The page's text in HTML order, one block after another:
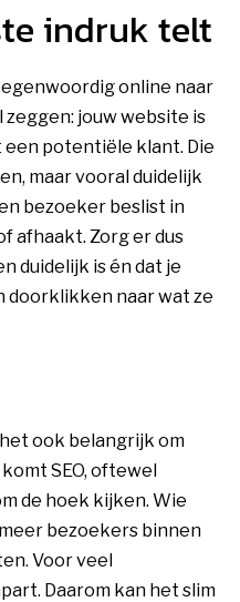
indruk telt
online naar
jouw website is
potentiële klant. Die
maar vooral duidelijk
bezoeker beslist in
afhaakt. Zorg er dus
duidelijk is én dat je
doorklikken naar wat ze
ook belangrijk om
SEO, oftewel
de hoek kijken. Wie
bezoekers binnen
Voor veel
Daarom kan het slim